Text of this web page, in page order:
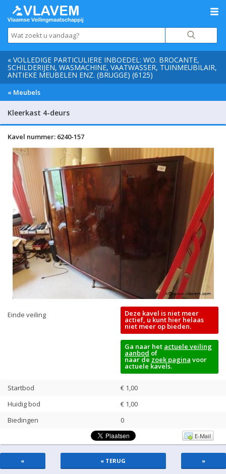
« VOLLEDIGE PARTICULIERE INBOEDEL: WO. BROCANTE,
SCHILDERIJEN, WASMACHINE, VAATWASSER, TUINMEUBILAIR,
ANTIEKE MEUBELEN ENZ. (BRUGGE) (6125)
« Meubels
Kleerkast 4-deurs
Kavel nummer: 6240-157
Einde veiling Deze kavel is niet meer
actief, u kunt hier helaas
niet meer op bieden.
Ga naar het actuele veiling
aanbod of
naar de zoek pagina voor
actuele kavels.
Startbod
€ 1,00
Huidig bod
€ 1,00
Biedingen
0
E-Mail
« « TERUG »